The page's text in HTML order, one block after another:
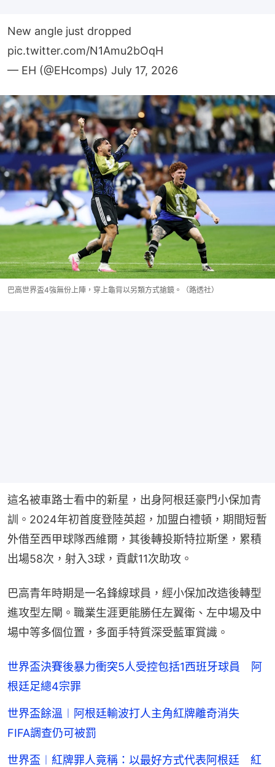
New angle just dropped
pic.twitter.com/N1Amu2bOqH
— EH (@EHcomps) July 17, 2026
巴高世界盃4強無份上陣，穿上龜背以另類方式搶鏡。（路透社）
這名被車路士看中的新星，出身阿根廷豪門小保加青
訓。2024年初首度登陸英超，加盟白禮頓，期間短暫
外借至西甲球隊西維爾，其後轉投斯特拉斯堡，累積
出場58次，射入3球，貢獻11次助攻。
巴高青年時期是一名鋒線球員，經小保加改造後轉型
進攻型左閘。職業生涯更能勝任左翼衛、左中場及中
場中等多個位置，多面手特質深受藍軍賞識。
世界盃決賽後暴力衝突5人受控包括1西班牙球員 阿
根廷足總4宗罪
世界盃餘溫︱阿根廷輸波打人主角紅牌離奇消失
FIFA調查仍可被罰
世界盃︱紅牌罪人竟稱：以最好方式代表阿根廷 紅